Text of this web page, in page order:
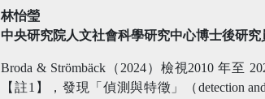
林怡瑩
中央研究院人文社會科學研究中心博士後研究
Broda & Strömbäck（2024）檢視2010 年至
【註1】，發現「偵測與特徵」（detection